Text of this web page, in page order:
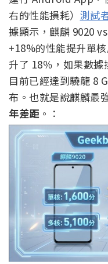
右的性能損耗） 測試
據顯示，麒麟 9020
+18%的性能提升單
升了 18％，如果數
目前已經達到驍龍 8
布。也就是說麒麟最
年差距。：